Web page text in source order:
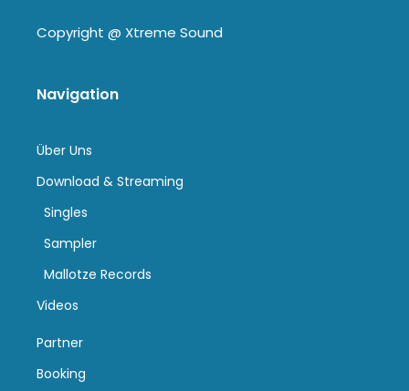
Copyright @ Xtreme Sound
Navigation
Über Uns
Download & Streaming
Singles
Sampler
Mallotze Records
Videos
Partner
Booking